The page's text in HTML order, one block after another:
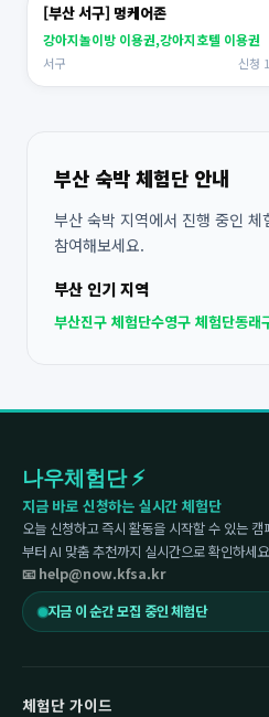
[부산 서구] 멍케어존
강아지놀이방 이용권,강아지호텔 이용권
서구 신청
부산 숙박 체험단 안내
부산 숙박 지역에서 진행 중인
참여해보세요.
부산 인기 지역
부산진구 체험단수영구 체험단동래
나우체험단 ⚡
지금 바로 신청하는 실시간 체험단
오늘 신청하고 즉시 활동을 시작할 수 있는
부터 AI 맞춤 추천까지 실시간으로 확인하세
📧 help@now.kfsa.kr
지금 이 순간 모집 중인 체험단
체험단 가이드